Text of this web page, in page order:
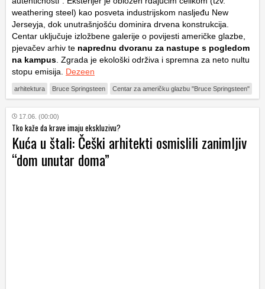
weathering steel) kao posveta industrijskom nasljeđu New
Jerseyja, dok unutrašnjošću dominira drvena konstrukcija.
Centar uključuje izložbene galerije o povijesti američke glazbe,
pjevačev arhiv te naprednu dvoranu za nastupe s pogledom
na kampus. Zgrada je ekološki održiva i spremna za neto nultu
stopu emisija. Dezeen
arhitektura Bruce Springsteen Centar za američku glazbu "Bruce Springsteen"
17.06. (00:00)
Tko kaže da krave imaju ekskluzivu?
Kuća u štali: Češki arhitekti osmislili zanimljiv
“dom unutar doma”